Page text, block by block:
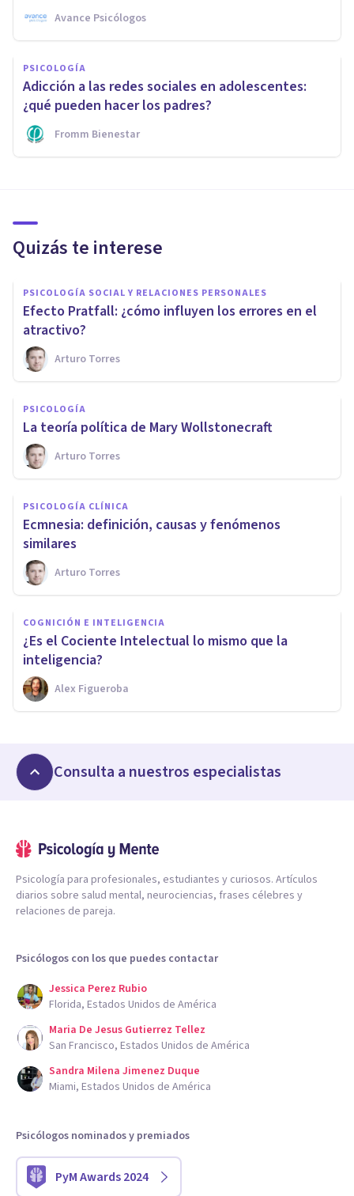
Avance Psicólogos
PSICOLOGÍA
Adicción a las redes sociales en adolescentes:
¿qué pueden hacer los padres?
Fromm Bienestar
Quizás te interese
PSICOLOGÍA SOCIAL Y RELACIONES PERSONALES
Efecto Pratfall: ¿cómo influyen los errores en el
atractivo?
Arturo Torres
PSICOLOGÍA
​La teoría política de Mary Wollstonecraft
Arturo Torres
PSICOLOGÍA CLÍNICA
Ecmnesia: definición, causas y fenómenos
similares
Arturo Torres
COGNICIÓN E INTELIGENCIA
¿Es el Cociente Intelectual lo mismo que la
inteligencia?
Alex Figueroba
Consulta a nuestros especialistas
Psicología para profesionales, estudiantes y curiosos. Artículos
diarios sobre salud mental, neurociencias, frases célebres y
relaciones de pareja.
Psicólogos con los que puedes contactar
Jessica Perez Rubio
Florida, Estados Unidos de América
Maria De Jesus Gutierrez Tellez
San Francisco, Estados Unidos de América
Sandra Milena Jimenez Duque
Miami, Estados Unidos de América
Psicólogos nominados y premiados
PyM Awards 2024